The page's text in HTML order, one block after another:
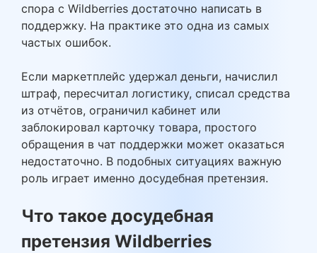
спора с Wildberries достаточно написать в
поддержку. На практике это одна из самых
частых ошибок.
Если маркетплейс удержал деньги, начислил
штраф, пересчитал логистику, списал средства
из отчётов, ограничил кабинет или
заблокировал карточку товара, простого
обращения в чат поддержки может оказаться
недостаточно. В подобных ситуациях важную
роль играет именно досудебная претензия.
Что такое досудебная
претензия Wildberries